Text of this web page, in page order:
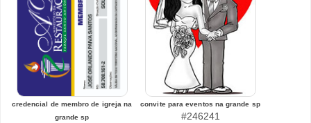
credencial de membro de igreja na
grande sp
convite para eventos na grande sp
#246241